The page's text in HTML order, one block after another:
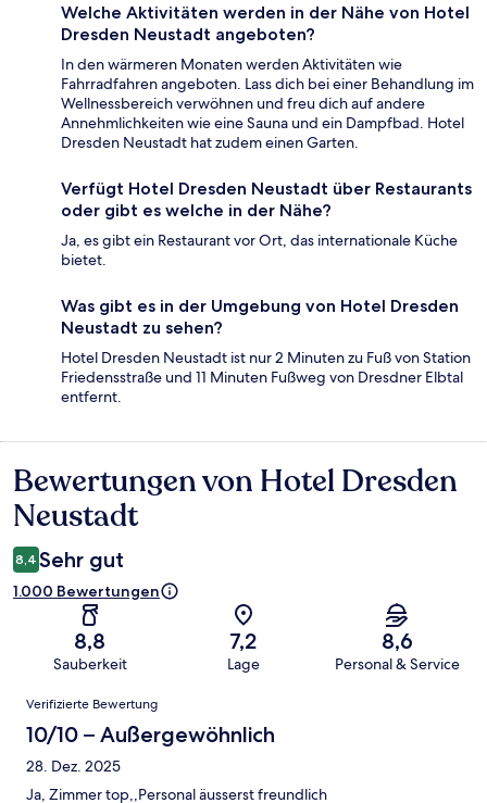
Welche Aktivitäten werden in der Nähe von Hotel
Dresden Neustadt angeboten?
In den wärmeren Monaten werden Aktivitäten wie
Fahrradfahren angeboten. Lass dich bei einer Behandlung im
Wellnessbereich verwöhnen und freu dich auf andere
Annehmlichkeiten wie eine Sauna und ein Dampfbad. Hotel
Dresden Neustadt hat zudem einen Garten.
Verfügt Hotel Dresden Neustadt über Restaurants
oder gibt es welche in der Nähe?
Ja, es gibt ein Restaurant vor Ort, das internationale Küche
bietet.
Was gibt es in der Umgebung von Hotel Dresden
Neustadt zu sehen?
Hotel Dresden Neustadt ist nur 2 Minuten zu Fuß von Station
Friedensstraße und 11 Minuten Fußweg von Dresdner Elbtal
entfernt.
Bewertungen
Bewertungen von Hotel Dresden
Neustadt
8,4 Sehr gut
1.000 Bewertungen
8,8
Sauberkeit
7,2
Lage
8,6
Personal & Service
Bewertungen
Verifizierte Bewertung
10/10 – Außergewöhnlich
28. Dez. 2025
Ja, Zimmer top,,Personal äusserst freundlich